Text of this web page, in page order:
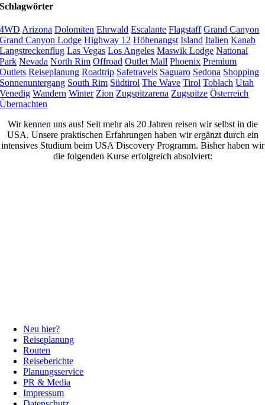
Schlagwörter
4WD Arizona Dolomiten Ehrwald Escalante Flagstaff Grand Canyon
Grand Canyon Lodge Highway 12 Höhenangst Island Italien Kanab
Langstreckenflug Las Vegas Los Angeles Maswik Lodge National
Park Nevada North Rim Offroad Outlet Mall Phoenix Premium
Outlets Reiseplanung Roadtrip Safetravels Saguaro Sedona Shopping
Sonnenuntergang South Rim Südtirol The Wave Tirol Toblach Utah
Venedig Wandern Winter Zion Zugspitzarena Zugspitze Österreich
Übernachten
Wir kennen uns aus! Seit mehr als 20 Jahren reisen wir selbst in die
USA. Unsere praktischen Erfahrungen haben wir ergänzt durch ein
intensives Studium beim USA Discovery Programm. Bisher haben wir
die folgenden Kurse erfolgreich absolviert:
Neu hier?
Reiseplanung
Routen
Reiseberichte
Planungsservice
PR & Media
Impressum